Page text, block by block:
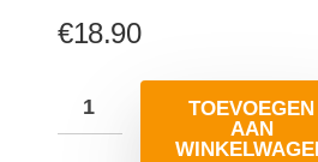
€18.90
TOEVOEGEN
AAN